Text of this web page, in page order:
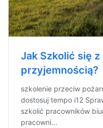
Jak Szkolić się
przyjemnością?
szkolenie przeciw
dostosuj tempo i12
szkolić pracowników
pracowni...